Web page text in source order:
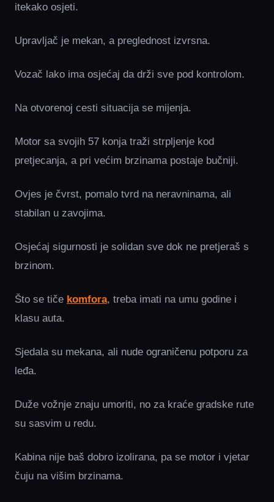
itekako osjeti.
Upravljač je mekan, a preglednost izvrsna.
Vozač lako ima osjećaj da drži sve pod kontrolom.
Na otvorenoj cesti situacija se mijenja.
Motor sa svojih 57 konja traži strpljenje kod
pretjecanja, a pri većim brzinama postaje bučniji.
Ovjes je čvrst, pomalo tvrd na neravninama, ali
stabilan u zavojima.
Osjećaj sigurnosti je solidan sve dok ne pretjeraš s
brzinom.
Što se tiče komfora, treba imati na umu godine i
klasu auta.
Sjedala su mekana, ali nude ograničenu potporu za
leđa.
Duže vožnje znaju umoriti, no za kraće gradske rute
su sasvim u redu.
Kabina nije baš dobro izolirana, pa se motor i vjetar
čuju na višim brzinama.